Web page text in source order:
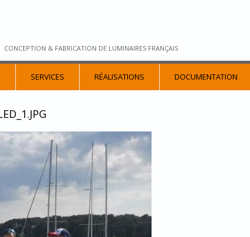
CONCEPTION & FABRICATION DE LUMINAIRES FRANÇAIS
SERVICES RÉALISATIONS DOCUMENTATION